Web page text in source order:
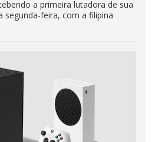
a primeira lutadora de sua
segunda-feira, com a filipina